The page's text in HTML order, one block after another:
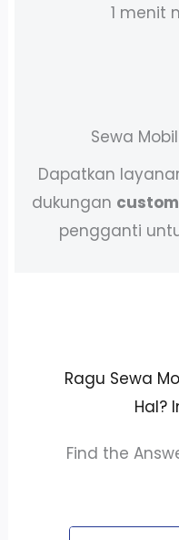
1 menit
Sewa
Dapatkan
dukungan
pengganti
Ragu Sewa
Hal?
Find the